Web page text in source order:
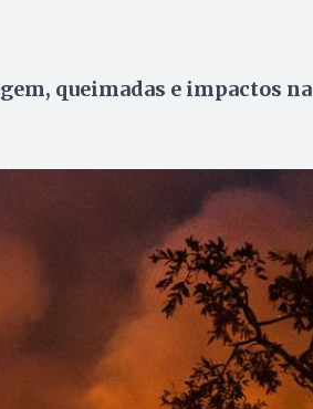
queimadas e impactos na